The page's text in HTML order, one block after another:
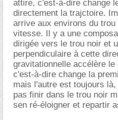
attire, c'est-à-dire change
directement la trajctoire.
arrive aux environs du
vitesse. Il y a une
dirigée vers le trou noir et
perpendiculaire à cette
gravitationnelle accélère
c'est-à-dire change la
mais l'autre est toujours
pas finir dans le trou noir
sen ré-éloigner et repartir